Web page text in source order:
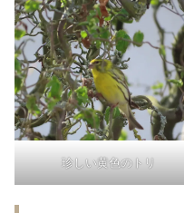
珍しい黄色のトリ